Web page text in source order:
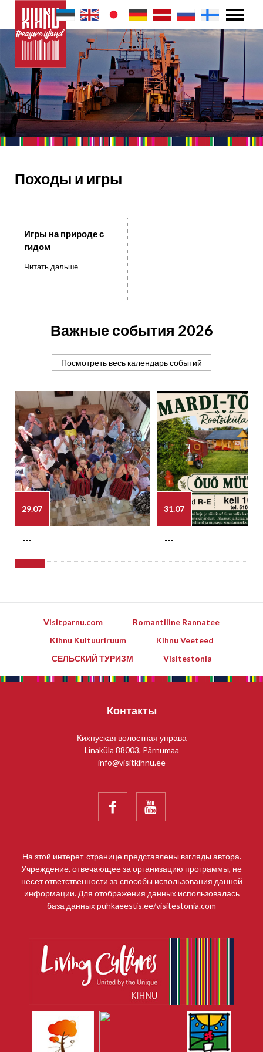
Походы и игры
Игры на природе с
гидом
Читать дальше
Важные события 2026
Посмотреть весь календарь событий
29.07
---
31.07
---
Visitparnu.com
Romantiline Rannatee
Kihnu Kultuuriruum
Kihnu Veeteed
СЕЛЬСКИЙ ТУРИЗМ
Visitestonia
Контакты
Кихнуская волостная управа
Linaküla 88003, Pärnumaa
info@visitkihnu.ee
 
На зтой интерет-странице представлены взгляды автора.
Учреждение, отвечающее за организацию программы, не
несет ответственности за способы использования данной
информации. Для отображения данных использовалась
база данных puhkaeestis.ee/visitestonia.com